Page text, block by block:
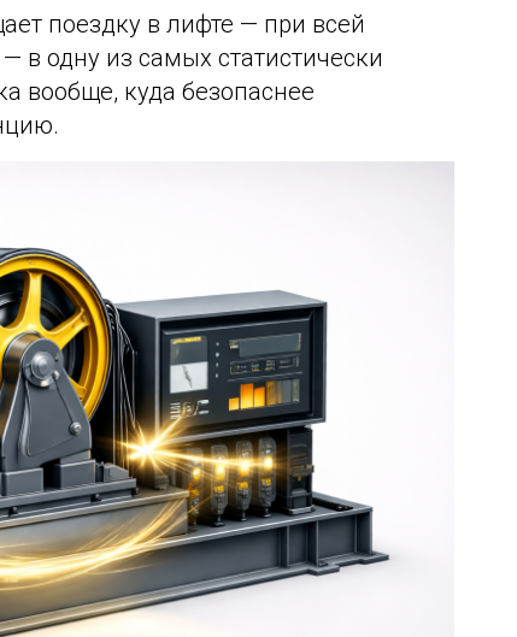
поездку в лифте — при всей
в одну из самых статистически
вообще, куда безопаснее